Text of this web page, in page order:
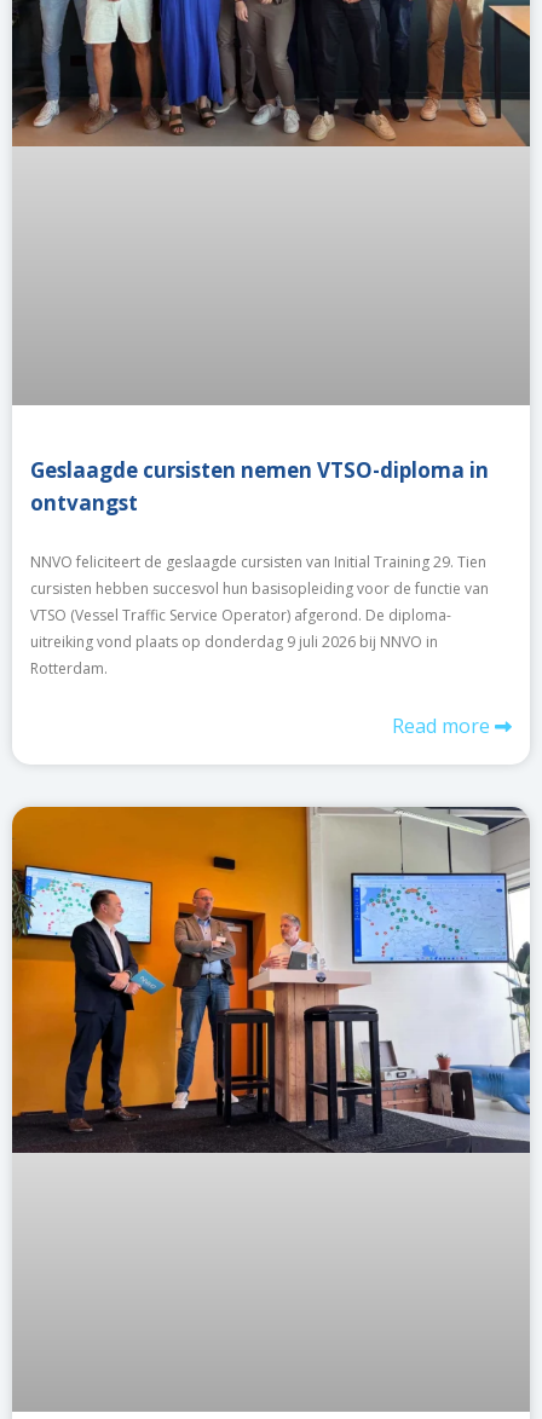
Geslaagde cursisten nemen VTSO-diploma in
ontvangst
NNVO feliciteert de geslaagde cursisten van Initial Training 29. Tien
cursisten hebben succesvol hun basisopleiding voor de functie van
VTSO (Vessel Traffic Service Operator) afgerond. De diploma-
uitreiking vond plaats op donderdag 9 juli 2026 bij NNVO in
Rotterdam.
Read more